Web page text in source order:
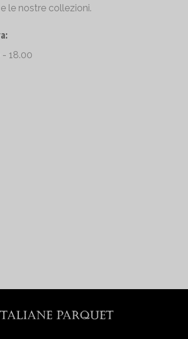
le nostre collezioni.
- 18.00